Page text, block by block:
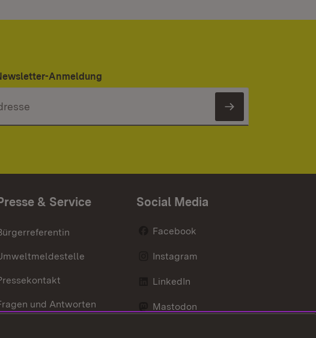
Anmeldung
Newsletter
& Service
und Antworten
Social Media
Facebook
Instagram
LinkedIn
Mastodon